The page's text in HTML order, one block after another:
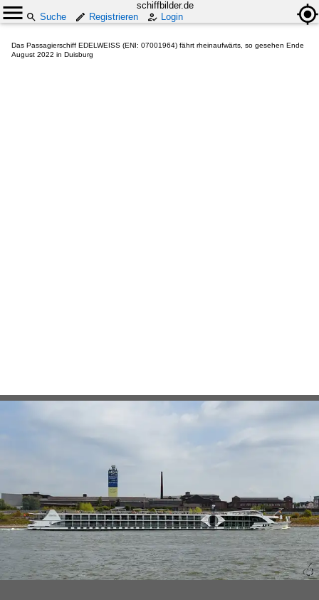
schiffbilder.de
Suche
Registrieren Login
Das Passagierschiff EDELWEISS (ENI: 07001964) fährt rheinaufwärts, so gesehen Ende
August 2022 in Duisburg